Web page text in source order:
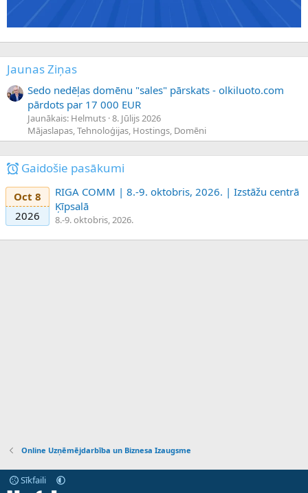
Jaunas Ziņas
Sedo nedēļas domēnu "sales" pārskats - olkiluoto.com
pārdots par 17 000 EUR
Jaunākais: Helmuts 8. Jūlijs 2026
Mājaslapas, Tehnoloģijas, Hostings, Domēni
Gaidošie pasākumi
Oct 8
2026
RIGA COMM | 8.-9. oktobris, 2026. | Izstāžu centrā
Ķīpsalā
8.-9. oktobris, 2026.
Online Uzņēmējdarbība un Biznesa Izaugsme
Sīkfaili